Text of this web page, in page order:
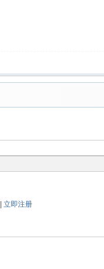
立即注册